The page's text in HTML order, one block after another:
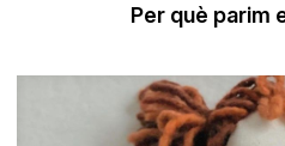
Per què parim